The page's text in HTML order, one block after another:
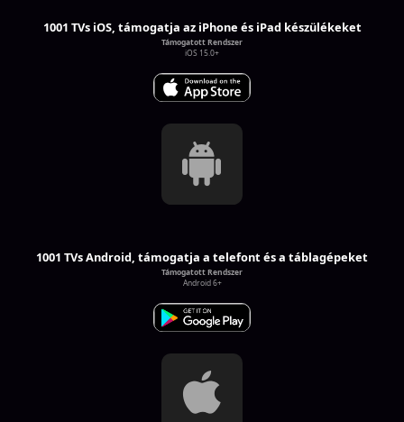
1001 TVs iOS, támogatja az iPhone és iPad készülékeket
Támogatott Rendszer
iOS 15.0+
1001 TVs Android, támogatja a telefont és a táblagépeket
Támogatott Rendszer
Android 6+